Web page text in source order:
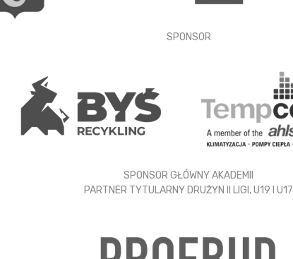
SPONSOR
SPONSOR GŁÓWNY AKADEMII
PARTNER TYTULARNY DRUŻYN II LIGI, U19 I U17